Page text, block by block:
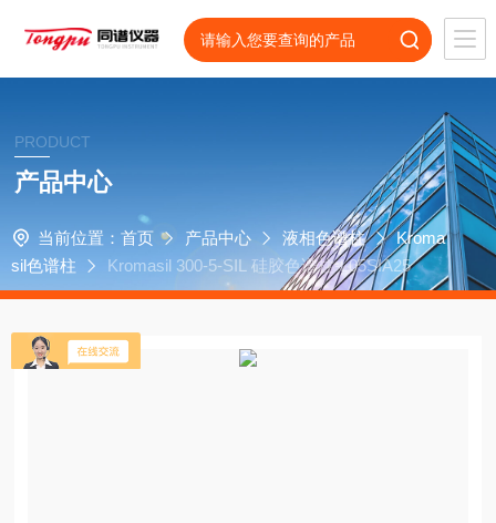
PRODUCT
产品中心
当前位置： 首页 产品中心 液相色谱柱
Kroma
sil色谱柱
Kromasil 300-5-SIL 硅胶色谱柱-L05SIA25